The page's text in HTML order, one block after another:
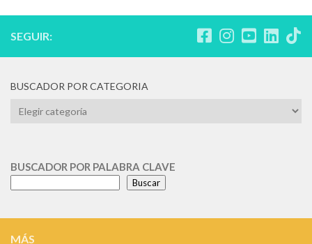
SEGUIR:
BUSCADOR POR CATEGORIA
BUSCADOR
BUSCADOR POR PALABRA CLAVE
Buscar
MÁS